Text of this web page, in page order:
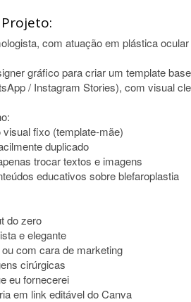
com atuação em plástica
gráfico para criar um template
/ Instagram Stories), com visual
fixo (template-mãe)
duplicado
trocar textos e imagens
educativos sobre blefaroplastia
do zero
e elegante
com cara de marketing
cirúrgicas
eu fornecerei
em link editável do Canva